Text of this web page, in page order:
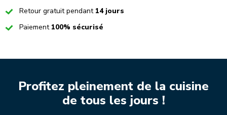
CheckedRetour gratuit pendant 14 jours
CheckedPaiement 100% sécurisé
Profitez pleinement de la cuisine
de tous les jours !